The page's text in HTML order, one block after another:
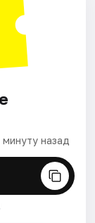
назад